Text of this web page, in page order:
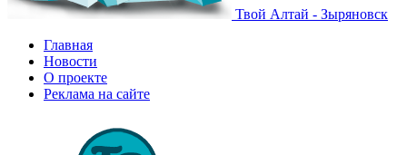
Твой Алтай - Зыряновск
Главная
Новости
О проекте
Реклама на сайте